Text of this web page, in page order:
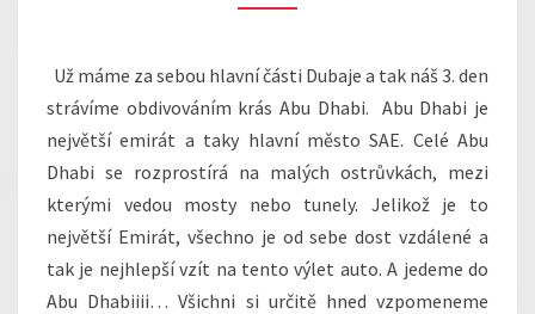
3.
DHABI
Už máme za sebou hlavní části Dubaje a tak náš 3. den
strávíme obdivováním krás Abu Dhabi. Abu Dhabi je
největší emirát a taky hlavní město SAE. Celé Abu
Dhabi se rozprostírá na malých ostrůvkách, mezi
kterými vedou mosty nebo tunely. Jelikož je to
největší Emirát, všechno je od sebe dost vzdálené a
tak je nejhlepší vzít na tento výlet auto. A jedeme do
Abu Dhabiiii… Všichni si určitě hned vzpomeneme